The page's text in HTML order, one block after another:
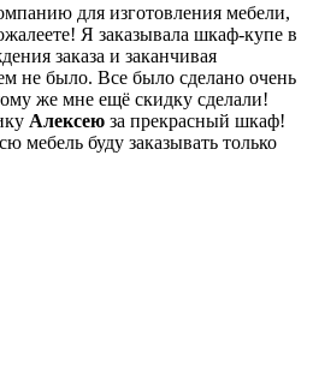
для изготовления мебели,
Я заказывала шкаф-купе в
заказа и заканчивая
не было. Все было сделано очень
же мне ещё скидку сделали!
Алексею за прекрасный шкаф!
мебель буду заказывать только